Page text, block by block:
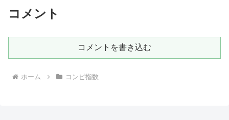
コメント
コメントを書き込む
ホーム コンピ指数